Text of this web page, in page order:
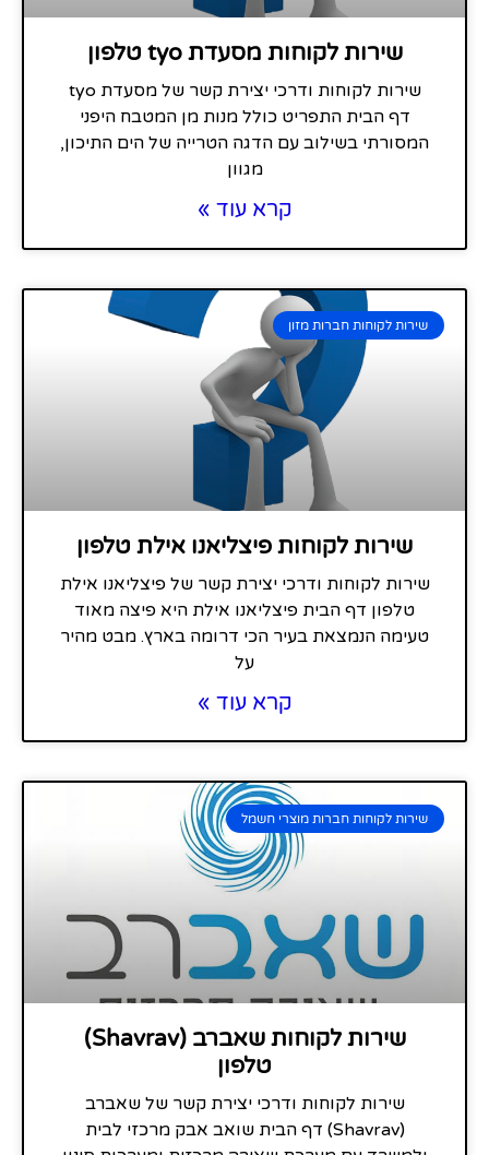
שירות לקוחות מסעדת tyo טלפון
שירות לקוחות ודרכי יצירת קשר של מסעדת tyo
דף הבית התפריט כולל מנות מן המטבח היפני
המסורתי בשילוב עם הדגה הטרייה של הים התיכון,
מגוון
קרא עוד »
שירות לקוחות חברות מזון
שירות לקוחות פיצליאנו אילת טלפון
שירות לקוחות ודרכי יצירת קשר של פיצליאנו אילת
טלפון דף הבית פיצליאנו אילת היא פיצה מאוד
טעימה הנמצאת בעיר הכי דרומה בארץ. מבט מהיר
על
קרא עוד »
שירות לקוחות חברות מוצרי חשמל
שירות לקוחות שאברב (Shavrav)
טלפון
שירות לקוחות ודרכי יצירת קשר של שאברב
(Shavrav) דף הבית שואב אבק מרכזי לבית